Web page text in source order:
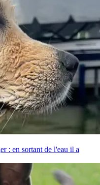
: en sortant de l'eau il a